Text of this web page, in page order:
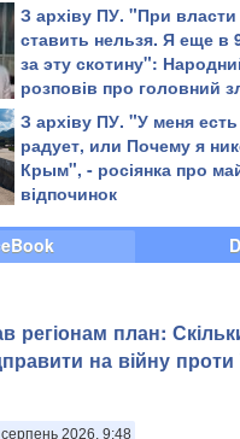
З архіву ПУ. "При
ставить нельзя. Я еще в
за эту скотину":
розповів про головний
З архіву ПУ. "У меня
радует, или Почему я
Крым", - росіянка про
відпочинок
регіонам план:
на війну проти
2026, 9:48